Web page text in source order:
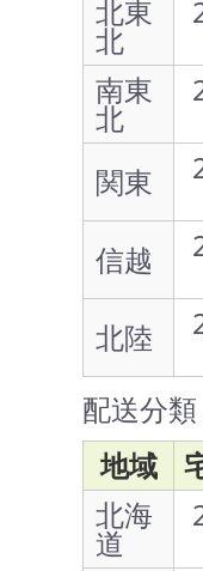
北東
北
南東
北
関東
信越
北陸
配送分
地域
北海
道